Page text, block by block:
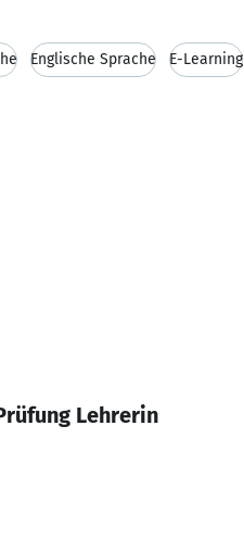
Englische Sprache E-Learning
Lehrerin